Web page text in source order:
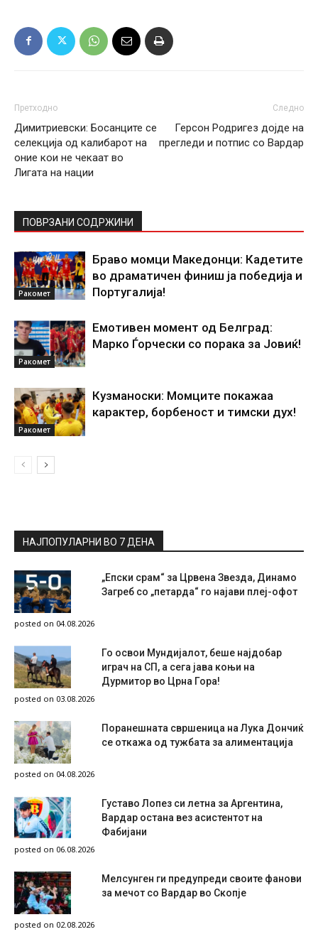
Претходно
Димитриевски: Босанците се
селекција од калибарот на
оние кои не чекаат во
Лигата на нации
Следно
Герсон Родригез дојде на
прегледи и потпис со Вардар
ПОВРЗАНИ СОДРЖИНИ
Ракомет
Браво момци Македонци: Кадетите
во драматичен финиш ја победија и
Португалија!
Ракомет
Емотивен момент од Белград:
Марко Ѓорчески со порака за Јовиќ!
Ракомет
Кузманоски: Момците покажаа
карактер, борбеност и тимски дух!
НАЈПОПУЛАРНИ ВО 7 ДЕНА
„Епски срам“ за Црвена Звезда, Динамо
Загреб со „петарда“ го најави плеј-офот
posted on 04.08.2026
Го освои Мундијалот, беше најдобар
играч на СП, а сега јава коњи на
Дурмитор во Црна Гора!
posted on 03.08.2026
Поранешната свршеница на Лука Дончиќ
се откажа од тужбата за алиментација
posted on 04.08.2026
Густаво Лопез си летна за Аргентина,
Вардар остана вез асистентот на
Фабијани
posted on 06.08.2026
Мелсунген ги предупреди своите фанови
за мечот со Вардар во Скопје
posted on 02.08.2026